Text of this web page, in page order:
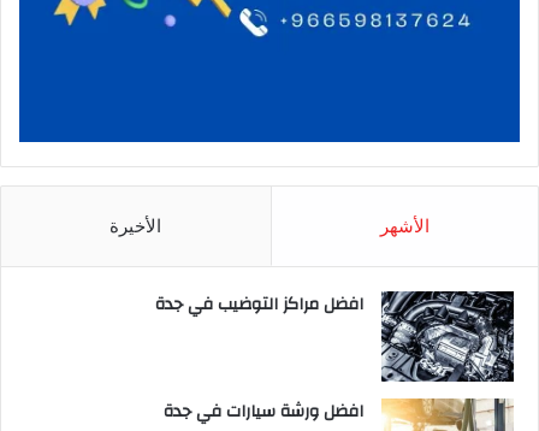
الأشهر الأخيرة
افضل مراكز التوضيب في جدة
افضل ورشة سيارات في جدة